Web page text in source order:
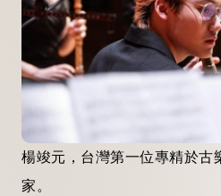
楊竣元，台灣第一位專精於古
家。